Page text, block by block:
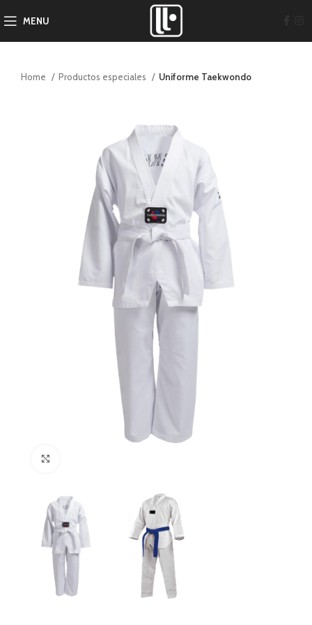
MENU
Home Productos especiales Uniforme Taekwondo